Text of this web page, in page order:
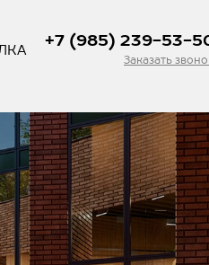
+7 (985) 239-53-
Заказать